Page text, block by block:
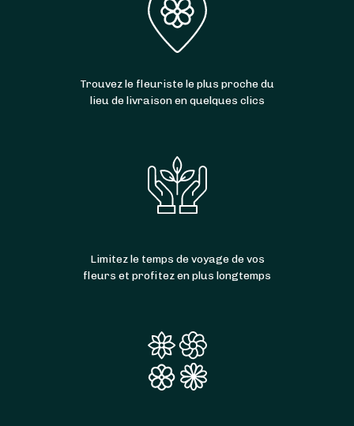
Trouvez le fleuriste le plus proche du
lieu de livraison en quelques clics
Limitez le temps de voyage de vos
fleurs et profitez en plus longtemps